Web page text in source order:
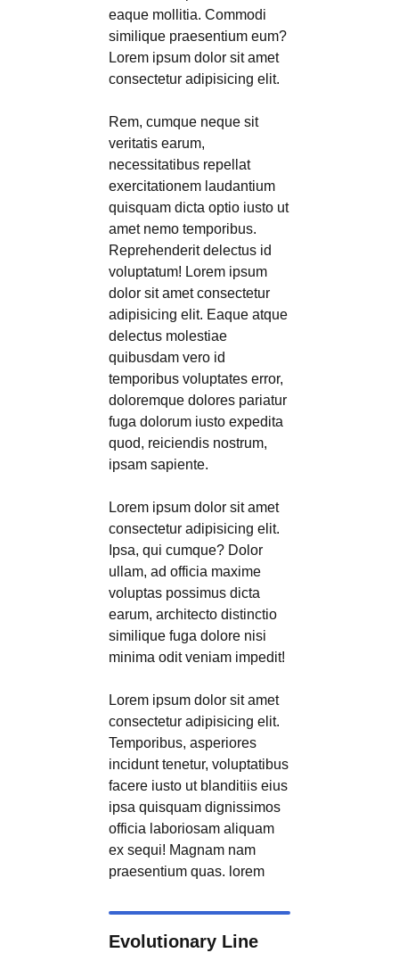
eaque mollitia. Commodi
similique praesentium eum?
Lorem ipsum dolor sit amet
consectetur adipisicing elit.
Rem, cumque neque sit
veritatis earum,
necessitatibus repellat
exercitationem laudantium
quisquam dicta optio iusto ut
amet nemo temporibus.
Reprehenderit delectus id
voluptatum! Lorem ipsum
dolor sit amet consectetur
adipisicing elit. Eaque atque
delectus molestiae
quibusdam vero id
temporibus voluptates error,
doloremque dolores pariatur
fuga dolorum iusto expedita
quod, reiciendis nostrum,
ipsam sapiente.
Lorem ipsum dolor sit amet
consectetur adipisicing elit.
Ipsa, qui cumque? Dolor
ullam, ad officia maxime
voluptas possimus dicta
earum, architecto distinctio
similique fuga dolore nisi
minima odit veniam impedit!
Lorem ipsum dolor sit amet
consectetur adipisicing elit.
Temporibus, asperiores
incidunt tenetur, voluptatibus
facere iusto ut blanditiis eius
ipsa quisquam dignissimos
officia laboriosam aliquam
ex sequi! Magnam nam
praesentium quas. lorem
Evolutionary Line